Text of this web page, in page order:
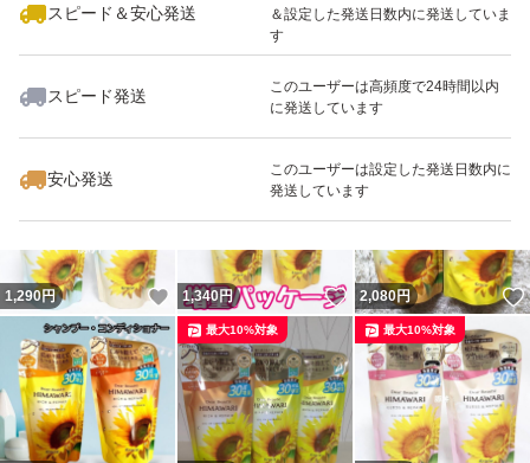
スピード＆安心発送
＆設定した発送日数内に発送していま
す
スピード発送
このユーザーは高頻度で24時間以内
に発送しています
安心発送
このユーザーは設定した発送日数内に
発送しています
いいね！
2,080
1,290円 いいね！
1,340円 いいね！
2,080円
最大10%対象 最大10%対象